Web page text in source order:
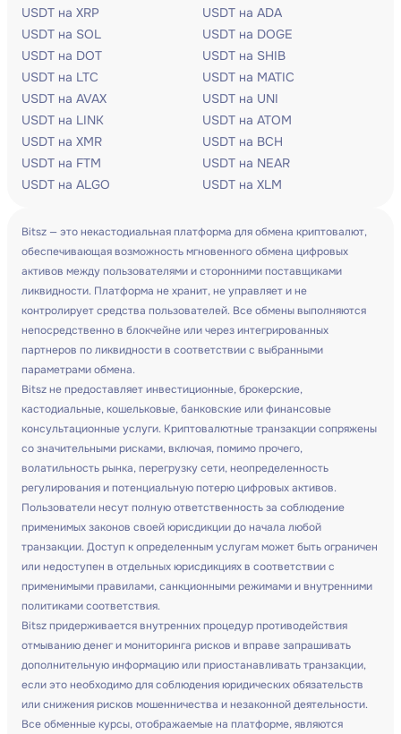
USDT на XRP
USDT на ADA
USDT на SOL
USDT на DOGE
USDT на DOT
USDT на SHIB
USDT на LTC
USDT на MATIC
USDT на AVAX
USDT на UNI
USDT на LINK
USDT на ATOM
USDT на XMR
USDT на BCH
USDT на FTM
USDT на NEAR
USDT на ALGO
USDT на XLM
Bitsz — это некастодиальная платформа для обмена криптовалют,
обеспечивающая возможность мгновенного обмена цифровых
активов между пользователями и сторонними поставщиками
ликвидности. Платформа не хранит, не управляет и не
контролирует средства пользователей. Все обмены выполняются
непосредственно в блокчейне или через интегрированных
партнеров по ликвидности в соответствии с выбранными
параметрами обмена.
Bitsz не предоставляет инвестиционные, брокерские,
кастодиальные, кошельковые, банковские или финансовые
консультационные услуги. Криптовалютные транзакции сопряжены
со значительными рисками, включая, помимо прочего,
волатильность рынка, перегрузку сети, неопределенность
регулирования и потенциальную потерю цифровых активов.
Пользователи несут полную ответственность за соблюдение
применимых законов своей юрисдикции до начала любой
транзакции. Доступ к определенным услугам может быть ограничен
или недоступен в отдельных юрисдикциях в соответствии с
применимыми правилами, санкционными режимами и внутренними
политиками соответствия.
Bitsz придерживается внутренних процедур противодействия
отмыванию денег и мониторинга рисков и вправе запрашивать
дополнительную информацию или приостанавливать транзакции,
если это необходимо для соблюдения юридических обязательств
или снижения рисков мошенничества и незаконной деятельности.
Все обменные курсы, отображаемые на платформе, являются